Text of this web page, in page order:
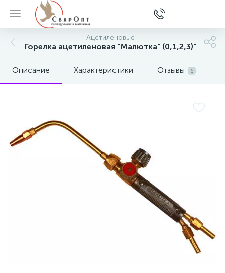
Ацетиленовые
Горелка ацетиленовая "Малютка" (0,1,2,3)"
Описание Характеристики Отзывы 6